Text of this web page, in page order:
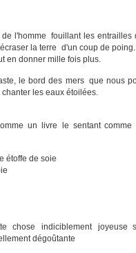
l'homme fouillant les entrailles
la terre d'un coup de poing.
en donner mille fois plus.
le bord des mers que nous
les eaux étoilées.
un livre le sentant comme
étoffe de soie
chose indiciblement joyeuse
dégoûtante